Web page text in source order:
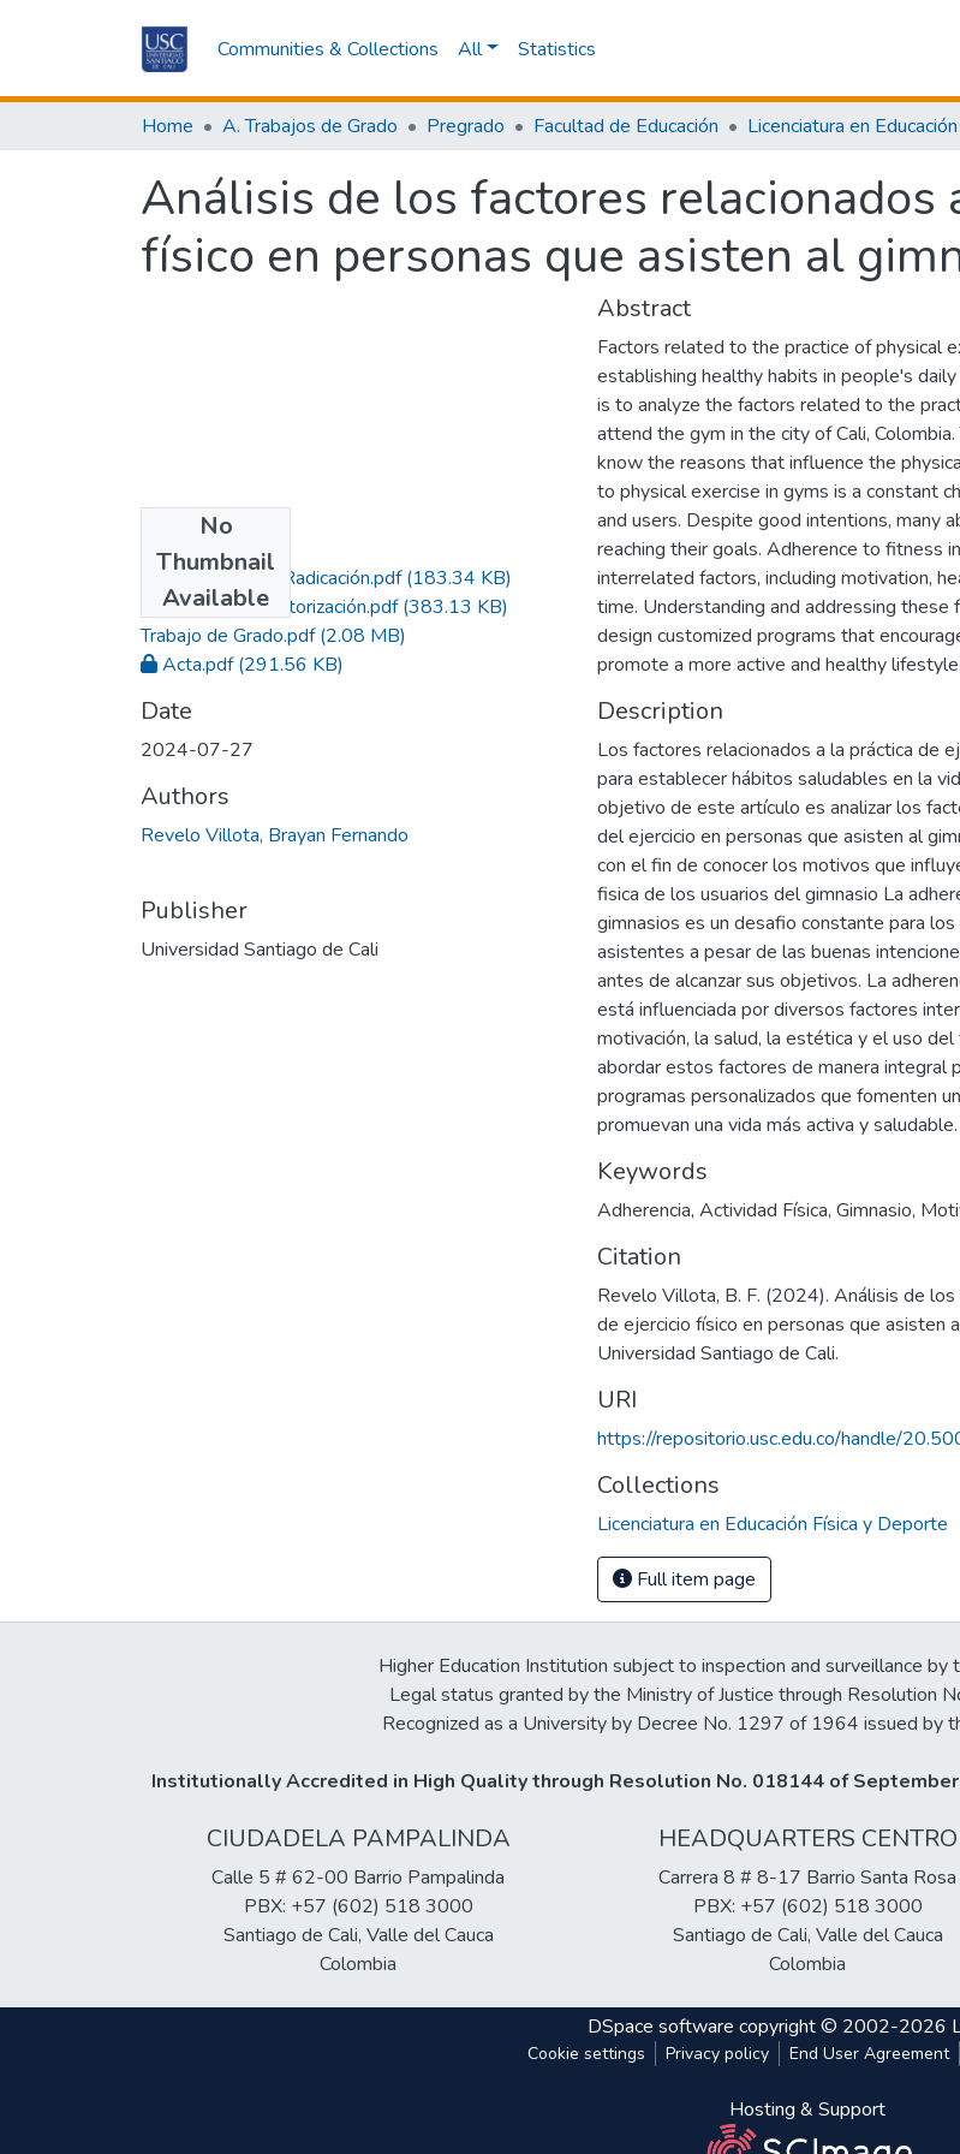
Communities & Collections All Statistics
Home A. Trabajos de Grado Pregrado Facultad de Educación
Análisis de los factores relacionados
físico en personas que asisten al
No
Thumbnail
Available
Constancia de Radicación.pdf(183.34 KB)
Formato de Autorización.pdf(383.13 KB)
Trabajo de Grado.pdf(2.08 MB)
Acta.pdf(291.56 KB)
Date
2024-07-27
Authors
Revelo Villota, Brayan Fernando
Publisher
Universidad Santiago de Cali
Abstract
Factors related to the practice of physical
establishing healthy habits in people's
is to analyze the factors related to the
attend the gym in the city of Cali,
know the reasons that influence the
to physical exercise in gyms is a constant
and users. Despite good intentions, many
reaching their goals. Adherence to fitness
interrelated factors, including motivation,
time. Understanding and addressing
design customized programs that
promote a more active and healthy lifestyle.
Description
Los factores relacionados a la práctica de
para establecer hábitos saludables en la
objetivo de este artículo es analizar los
del ejercicio en personas que asisten al
con el fin de conocer los motivos que
fisica de los usuarios del gimnasio La
gimnasios es un desafio constante para
asistentes a pesar de las buenas
antes de alcanzar sus objetivos. La
está influenciada por diversos factores
motivación, la salud, la estética y el uso
abordar estos factores de manera integral
programas personalizados que fomenten
promuevan una vida más activa y saludable.
Keywords
Adherencia, Actividad Física, Gimnasio,
Citation
Revelo Villota, B. F. (2024). Análisis de
de ejercicio físico en personas que asisten
Universidad Santiago de Cali.
URI
https://repositorio.usc.edu.co/handle/
Collections
Licenciatura en Educación Física y Deporte
Full item page
Higher Education Institution subject to inspection and surveillance by
Legal status granted by the Ministry of Justice through Resolution
Recognized as a University by Decree No. 1297 of 1964 issued by
Institutionally Accredited in High Quality through Resolution No. 018144 of
CIUDADELA PAMPALINDA
Calle 5 # 62-00 Barrio Pampalinda
PBX: +57 (602) 518 3000
Santiago de Cali, Valle del Cauca
Colombia
HEADQUARTERS CENTRO
Carrera 8 # 8-17 Barrio Santa Rosa
PBX: +57 (602) 518 3000
Santiago de Cali, Valle del Cauca
Colombia
DSpace software copyright © 2002-2026
Cookie settings Privacy policy End User Agreement
Hosting & Support